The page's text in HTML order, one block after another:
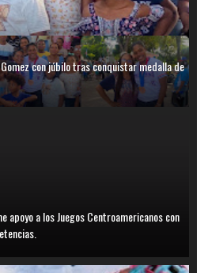
Gomez con júbilo tras conquistar medalla de
apoyo a los Juegos Centroamericanos con